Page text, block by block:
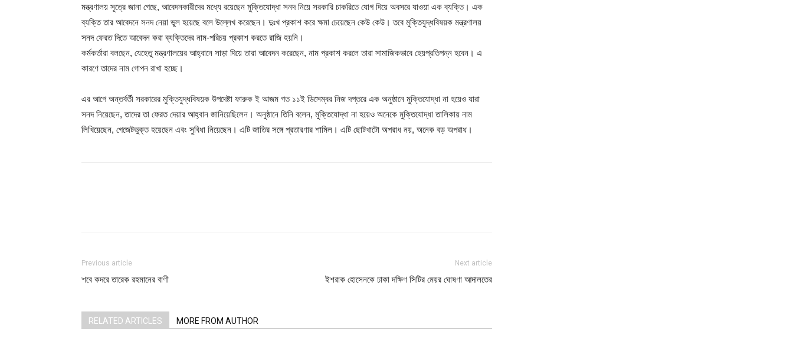
মন্ত্রণালয় সূত্রে জানা গেছে, আবেদনকারীদের মধ্যে রয়েছেন মুক্তিযোদ্ধা সনদ নিয়ে সরকারি চাকরিতে যোগ দিয়ে অবসরে যাওয়া এক ব্যক্তি। এক
ব্যক্তি তার আবেদনে সনদ নেয়া ভুল হয়েছে বলে উল্লেখ করেছেন। দুঃখ প্রকাশ করে ক্ষমা চেয়েছেন কেউ কেউ। তবে মুক্তিযুদ্ধবিষয়ক মন্ত্রণালয়
সনদ ফেরত দিতে আবেদন করা ব্যক্তিদের নাম-পরিচয় প্রকাশ করতে রাজি হয়নি।
কর্মকর্তারা বলছেন, যেহেতু মন্ত্রণালয়ের আহ্বানে সাড়া দিয়ে তারা আবেদন করেছেন, নাম প্রকাশ করলে তারা সামাজিকভাবে হেয়প্রতিপন্ন হবেন। এ
কারণে তাদের নাম গোপন রাখা হচ্ছে।
এর আগে অন্তর্বর্তী সরকারের মুক্তিযুদ্ধবিষয়ক উপদেষ্টা ফারুক ই আজম গত ১১ই ডিসেম্বর নিজ দপ্তরে এক অনুষ্ঠানে মুক্তিযোদ্ধা না হয়েও যারা
সনদ নিয়েছেন, তাদের তা ফেরত দেয়ার আহ্বান জানিয়েছিলেন। অনুষ্ঠানে তিনি বলেন, মুক্তিযোদ্ধা না হয়েও অনেকে মুক্তিযোদ্ধা তালিকায় নাম
লিখিয়েছেন, গেজেটভুক্ত হয়েছেন এবং সুবিধা নিয়েছেন। এটি জাতির সঙ্গে প্রতারণার শামিল। এটি ছোটখাটো অপরাধ নয়, অনেক বড় অপরাধ।
Previous article
শবে কদরে তারেক রহমানের বাণী
Next article
ইশরাক হোসেনকে ঢাকা দক্ষিণ সিটির মেয়র ঘোষণা আদালতের
RELATED ARTICLES MORE FROM AUTHOR